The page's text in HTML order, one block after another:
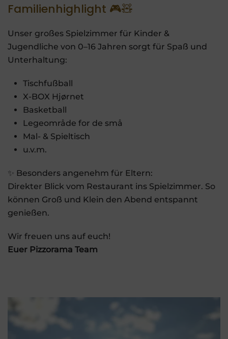
Familienhighlight 🎮🧸
Unser großes Spielzimmer für Kinder &
Jugendliche von 0–16 Jahren sorgt für Spaß und
Unterhaltung:
Tischfußball
X-BOX Hjørnet
Basketball
Legeområde for de små
Mal- & Spieltisch
u.v.m.
✨ Besonders angenehm für Eltern:
Direkter Blick vom Restaurant ins Spielzimmer. So
können Groß und Klein den Abend entspannt
genießen.
Wir freuen uns auf euch!
Euer Pizzorama Team